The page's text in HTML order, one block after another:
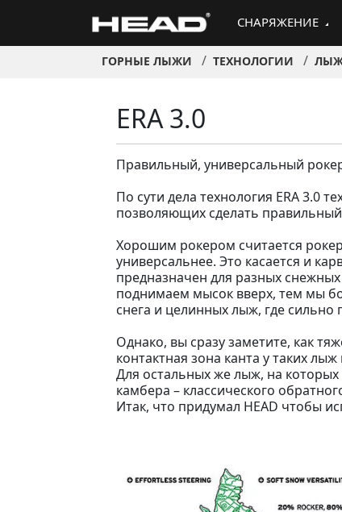
СНАРЯЖЕНИЕ
ГОРНЫЕ ЛЫЖИ ТЕХНОЛОГИИ
ERA 3.0
Правильный, универсальный
По сути дела технология ERA 3.0
позволяющих сделать
Хорошим рокером считается
универсальнее. Это касается и
предназначен для разных
поднимаем мысок вверх, тем мы
снега и целинных лыж, где сильно
Однако, вы сразу заметите, как
контактная зона канта у таких
Для остальных же лыж, на которых
камбера – классического
Итак, что придумал HEAD чтобы